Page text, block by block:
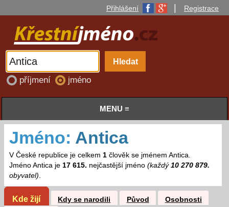
Přihlášení Registrace
příjmení jméno
MENU ≡
Jméno: Antica
V České republice je celkem 1člověk se jménem Antica.
Jméno Antica je 17 615. nejčastější jméno (každý 10 270 879.
obyvatel).
Kde žijí Kdy se narodili Původ
Osobnosti